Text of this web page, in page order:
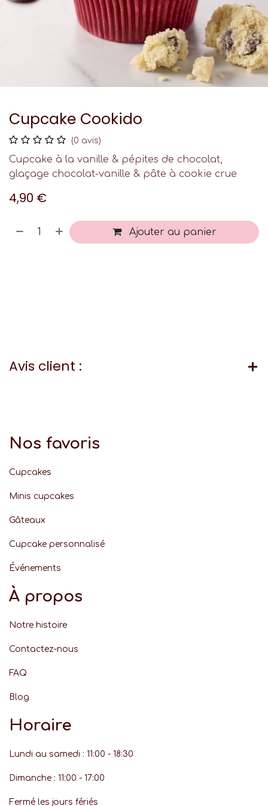
Cupcake Cookido
(0 avis)
Cupcake à la vanille & pépites de chocolat,
glaçage chocolat-vanille & pâte à cookie crue
4,90 €
Ajouter au panier
Avis client :
Nos favoris
Cupcakes
Minis cupcakes
Gâteaux
Cupcake personnalisé
Événements
À propos
Notre histoire
Contactez-nous
FAQ
Blog
Horaire
Lundi au samedi : 11:00 - 18:30
Dimanche : 11:00 - 17:00
Fermé les jours fériés